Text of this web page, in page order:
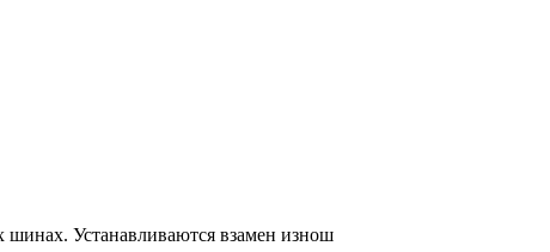
Устанавливаются взамен изнош